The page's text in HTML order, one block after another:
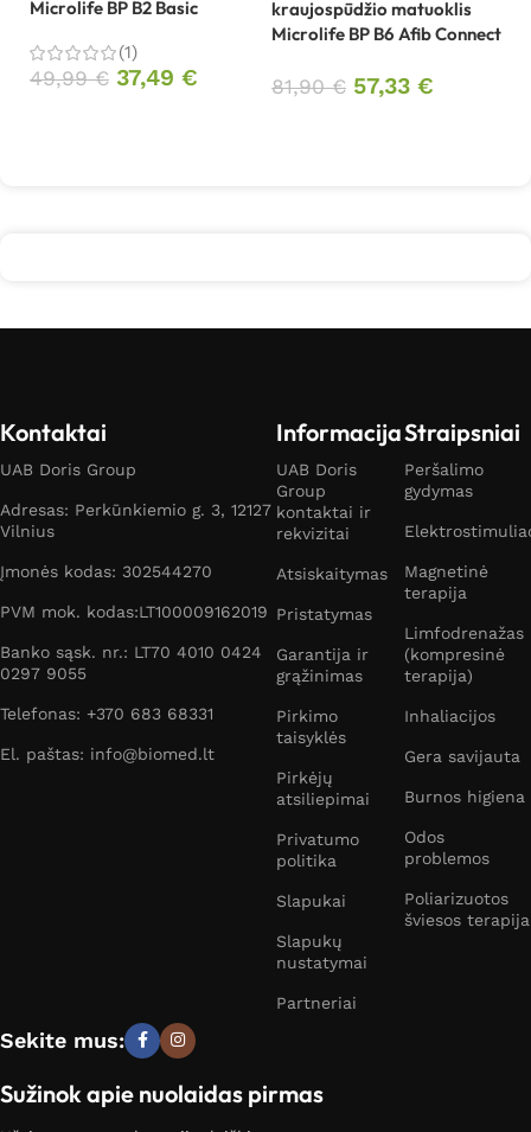
Microlife BP B2 Basic
(1)
49,99€ 37,49 €
kraujospūdžio matuoklis
Microlife BP B6 Afib Connect
81,90€ 57,33 €
Kontaktai
UAB Doris Group
Adresas: Perkūnkiemio g. 3, 12127
Vilnius
Įmonės kodas: 302544270
PVM mok. kodas:LT100009162019
Banko sąsk. nr.: LT70 4010 0424
0297 9055
Telefonas: +370 683 68331
El. paštas: info@biomed.lt
Informacija
UAB Doris
Group
kontaktai ir
rekvizitai
Atsiskaitymas
Pristatymas
Garantija ir
grąžinimas
Pirkimo
taisyklės
Pirkėjų
atsiliepimai
Privatumo
politika
Slapukai
Slapukų
nustatymai
Partneriai
Straipsniai
Peršalimo
gydymas
Magnetinė
terapija
Limfodrenažas
(kompresinė
terapija)
Inhaliacijos
Gera savijauta
Burnos higiena
Odos
problemos
Poliarizuotos
šviesos terapija
Sekite mus:
Sužinok apie nuolaidas pirmas